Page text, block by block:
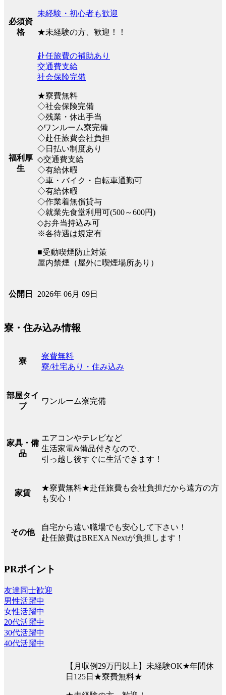
必須資
格
未経験・初心者も歓迎
★未経験の方、歓迎！！
福利厚
生
赴任旅費の補助あり
交通費支給
社会保険完備
★寮費無料
◇社会保険完備
◇残業・休出手当
◇ワンルーム寮完備
◇赴任旅費会社負担
◇日払い制度あり
◇交通費支給
◇有給休暇
◇車・バイク・自転車通勤可
◇有給休暇
◇作業着無償貸与
◇就業先食堂利用可(500～600円)
◇お弁当持込み可
※各待遇は規定有
■受動喫煙防止対策
屋内禁煙（屋外に喫煙場所あり）
公開日 2026年 06月 09日
寮・住み込み情報
寮
寮費無料
寮/社宅あり・住み込み
部屋タイ
プ
ワンルーム寮完備
家具・備
品
エアコンやテレビなど
生活家電&備品付きなので、
引っ越し後すぐに生活できます！
家賃
★寮費無料★赴任旅費も会社負担だから遠方の方
も安心！
その他
自宅から遠い職場でも安心して下さい！
赴任旅費はBREXA Nextが負担します！
PRポイント
友達同士歓迎
男性活躍中
女性活躍中
20代活躍中
30代活躍中
40代活躍中
【月収例29万円以上】未経験OK★年間休
日125日★寮費無料★